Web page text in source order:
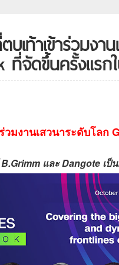
เท้าเข้าร่วมงา
ที่จัดขึ้นครั้งแรก
วมงานเสวนาระดับโล
และ Dangote เ